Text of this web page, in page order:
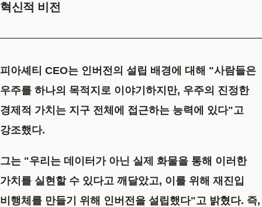
혁신적 비전
피아셰티 CEO는 인버전의 설립 배경에 대해 "사람들은
우주를 하나의 목적지로 이야기하지만, 우주의 진정한
경제적 가치는 지구 전체에 접근하는 능력에 있다"고
강조했다.
그는 "우리는 데이터가 아닌 실제 화물을 통해 이러한
가치를 실현할 수 있다고 깨달았고, 이를 위해 재진입
비행체를 만들기 위해 인버전을 설립했다"고 밝혔다. 즉,